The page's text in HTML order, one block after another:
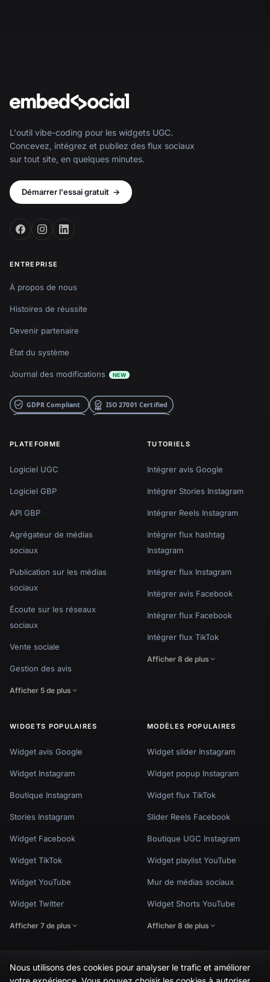
L'outil vibe-coding pour les widgets UGC.
Concevez, intégrez et publiez des flux sociaux
sur tout site, en quelques minutes.
Démarrer l'essai gratuit →
ENTREPRISE
À propos de nous
Histoires de réussite
Devenir partenaire
État du système
Journal des modifications NEW
PLATEFORME
Logiciel UGC
Logiciel GBP
API GBP
Agrégateur de médias
sociaux
Publication sur les médias
sociaux
Écoute sur les réseaux
sociaux
Vente sociale
Gestion des avis
Afficher 5 de plus
TUTORIELS
Intégrer avis Google
Intégrer Stories Instagram
Intégrer Reels Instagram
Intégrer flux hashtag
Instagram
Intégrer flux Instagram
Intégrer avis Facebook
Intégrer flux Facebook
Intégrer flux TikTok
Afficher 8 de plus
WIDGETS POPULAIRES
Widget avis Google
Widget Instagram
Boutique Instagram
Stories Instagram
Widget Facebook
Widget TikTok
Widget YouTube
Widget Twitter
Afficher 7 de plus
MODÈLES POPULAIRES
Widget slider Instagram
Widget popup Instagram
Widget flux TikTok
Slider Reels Facebook
Boutique UGC Instagram
Widget playlist YouTube
Mur de médias sociaux
Widget Shorts YouTube
Afficher 8 de plus
Nous utilisons des cookies pour analyser le trafic et améliorer
🇬🇧Would you prefer this site in English?